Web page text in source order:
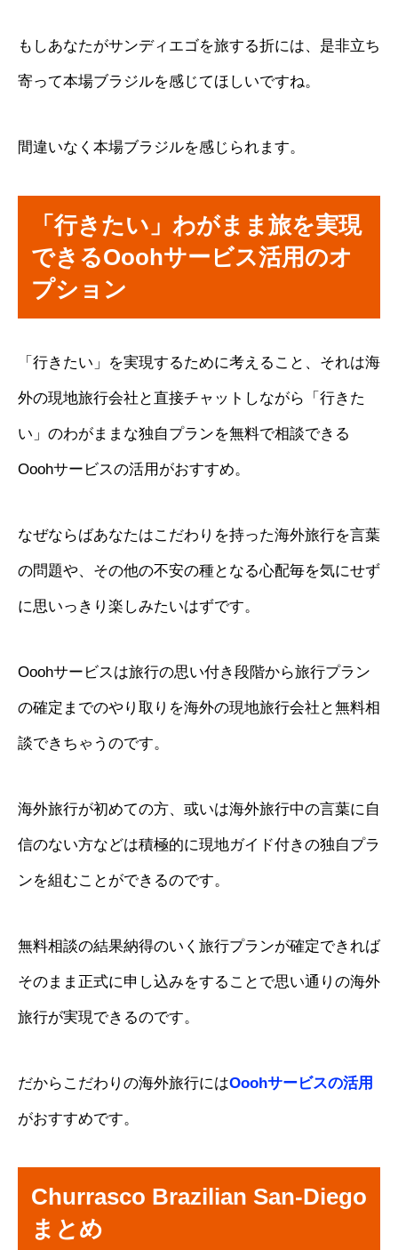
もしあなたがサンディエゴを旅する折には、是非立ち
寄って本場ブラジルを感じてほしいですね。
間違いなく本場ブラジルを感じられます。
「行きたい」わがまま旅を実現
できるOoohサービス活用のオ
プション
「行きたい」を実現するために考えること、それは海
外の現地旅行会社と直接チャットしながら「行きた
い」のわがままな独自プランを無料で相談できる
Ooohサービスの活用がおすすめ。
なぜならばあなたはこだわりを持った海外旅行を言葉
の問題や、その他の不安の種となる心配毎を気にせず
に思いっきり楽しみたいはずです。
Ooohサービスは旅行の思い付き段階から旅行プラン
の確定までのやり取りを海外の現地旅行会社と無料相
談できちゃうのです。
海外旅行が初めての方、或いは海外旅行中の言葉に自
信のない方などは積極的に現地ガイド付きの独自プラ
ンを組むことができるのです。
無料相談の結果納得のいく旅行プランが確定できれば
そのまま正式に申し込みをすることで思い通りの海外
旅行が実現できるのです。
だからこだわりの海外旅行にはOoohサービスの活用
がおすすめです。
Churrasco Brazilian San-Diego
まとめ